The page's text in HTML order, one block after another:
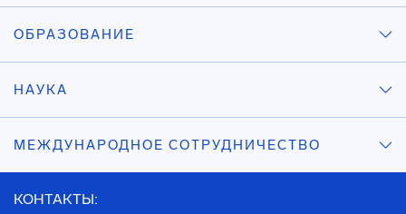
ОБРАЗОВАНИЕ
НАУКА
МЕЖДУНАРОДНОЕ СОТРУДНИЧЕСТВО
КОНТАКТЫ: